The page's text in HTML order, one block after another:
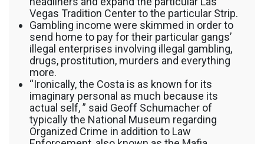
Vegas Tradition Center to the particular Strip.
Gambling income were skimmed in order to
send home to pay for their particular gangs’
illegal enterprises involving illegal gambling,
drugs, prostitution, murders and everything
more.
“Ironically, the Costa is as known for its
imaginary personal as much because its
actual self, ” said Geoff Schumacher of
typically the National Museum regarding
Organized Crime in addition to Law